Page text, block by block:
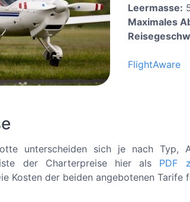
Leermasse:
Maximales
FlightAware
unterscheiden sich je nach Typ,
der Charterpreise hier als PDF
Kosten der beiden angebotenen